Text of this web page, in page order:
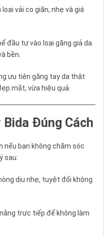
loại vải co giãn, nhẹ và giá
đầu tư vào loại găng giả da
bền.
ưu tiên găng tay da thật
mắt, vừa hiệu quả.
Bida Đúng Cách
nếu bạn không chăm sóc
sau:
dịu nhẹ, tuyệt đối không
trực tiếp để không làm